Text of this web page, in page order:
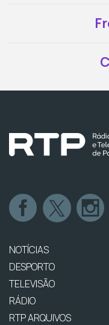
NOTÍCIAS
DESPORTO
TELEVISÃO
RÁDIO
RTP ARQUIVOS